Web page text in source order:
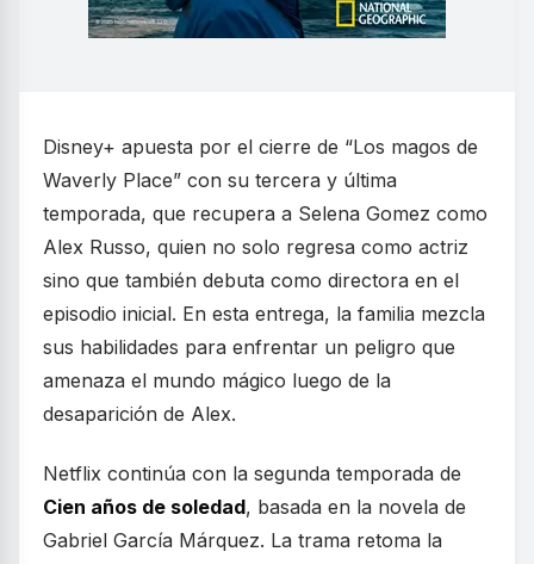
Disney+ apuesta por el cierre de “Los magos de
Waverly Place” con su tercera y última
temporada, que recupera a Selena Gomez como
Alex Russo, quien no solo regresa como actriz
sino que también debuta como directora en el
episodio inicial. En esta entrega, la familia mezcla
sus habilidades para enfrentar un peligro que
amenaza el mundo mágico luego de la
desaparición de Alex.
Netflix continúa con la segunda temporada de
Cien años de soledad, basada en la novela de
Gabriel García Márquez. La trama retoma la